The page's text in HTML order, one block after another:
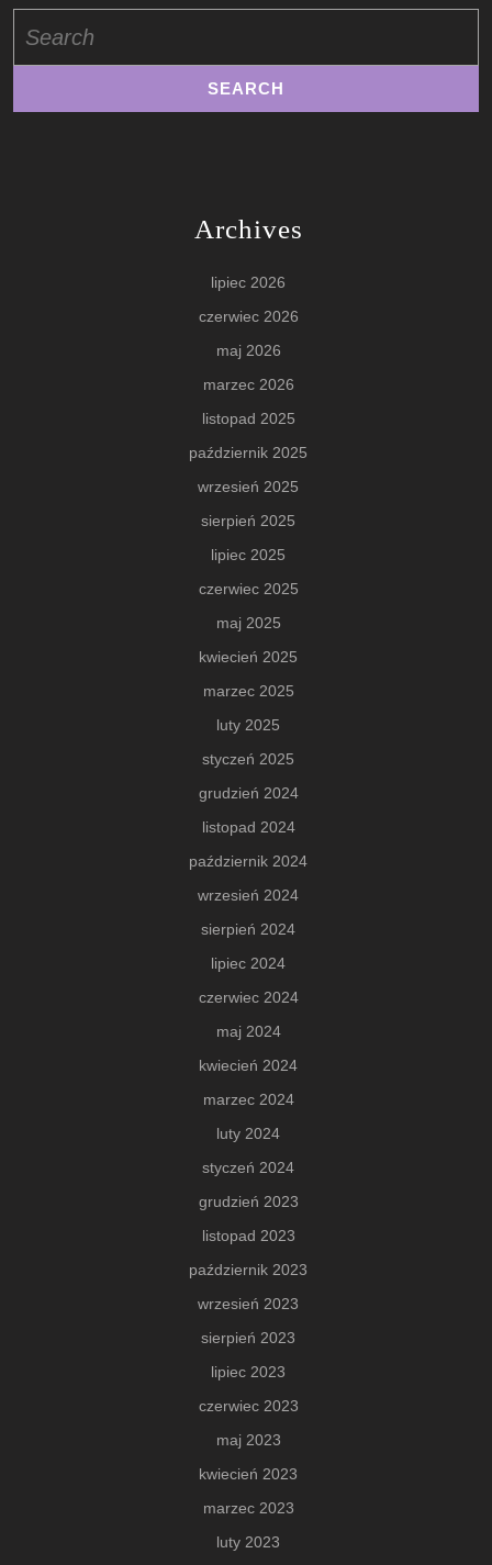
for:
Archives
lipiec 2026
czerwiec 2026
maj 2026
marzec 2026
listopad 2025
październik 2025
wrzesień 2025
sierpień 2025
lipiec 2025
czerwiec 2025
maj 2025
kwiecień 2025
marzec 2025
luty 2025
styczeń 2025
grudzień 2024
listopad 2024
październik 2024
wrzesień 2024
sierpień 2024
lipiec 2024
czerwiec 2024
maj 2024
kwiecień 2024
marzec 2024
luty 2024
styczeń 2024
grudzień 2023
listopad 2023
październik 2023
wrzesień 2023
sierpień 2023
lipiec 2023
czerwiec 2023
maj 2023
kwiecień 2023
marzec 2023
luty 2023